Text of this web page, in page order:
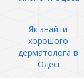
Як знайти
хорошого
дерматолога в
Одесі